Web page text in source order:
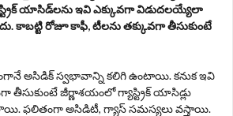
యాసిడ్‌లను ఇవి ఎక్కువగా విడుదలయ్యేలా
కాబట్టి రోజూ కాఫీ, టీలను తక్కువగా తీసుకుంటే
అసిడిక్ స్వభావాన్ని కలిగి ఉంటాయి. కనుక ఇవి
తీసుకుంటే జీర్ణాశయంలో గ్యాస్ట్రిక్ యాసిడ్లు
ఫలితంగా అసిడిటీ, గ్యాస్ సమస్యలు వస్తాయి.